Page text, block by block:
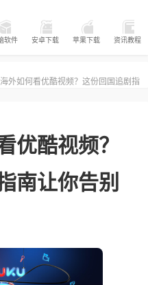
软件 安卓下载 苹果下载 资讯教程
外如何看优酷视频？这份回国追剧指
优酷视频？
南让你告别